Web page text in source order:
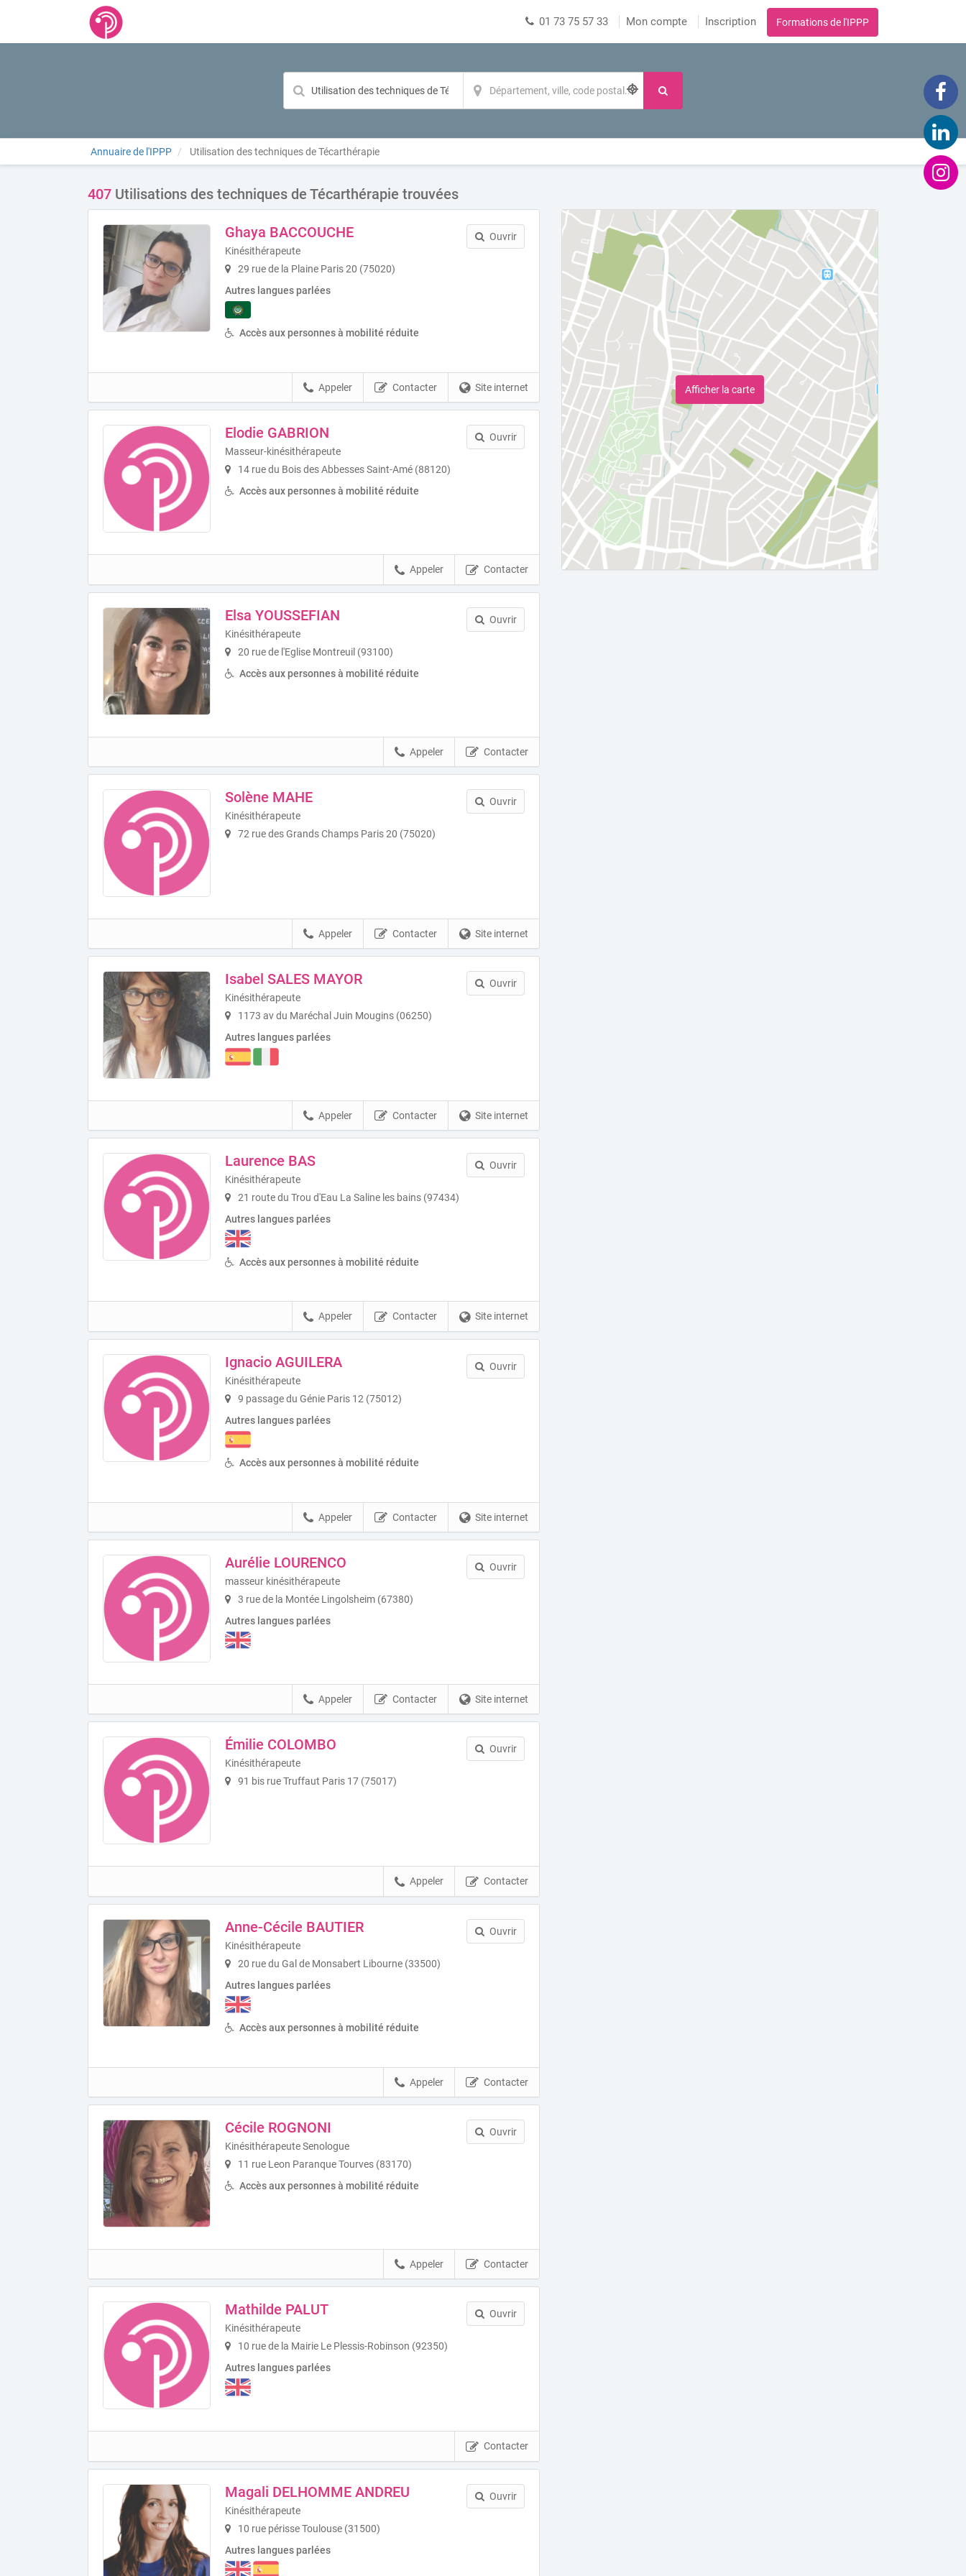
01 73 75 57 33 Mon compte Inscription Formations de l'IPPP
Annuaire de l'IPPP Utilisation des techniques de Técarthérapie
407 Utilisations des techniques de Técarthérapie trouvées
Ghaya BACCOUCHE
Kinésithérapeute
29 rue de la Plaine Paris 20 (75020)
Autres langues parlées
Accès aux personnes à mobilité réduite
Ouvrir
Site internet
Contacter
Appeler
Elodie GABRION
Masseur-kinésithérapeute
14 rue du Bois des Abbesses Saint-Amé (88120)
Accès aux personnes à mobilité réduite
Ouvrir
Contacter
Appeler
Elsa YOUSSEFIAN
Kinésithérapeute
20 rue de l'Eglise Montreuil (93100)
Accès aux personnes à mobilité réduite
Ouvrir
Contacter
Appeler
Solène MAHE
Kinésithérapeute
72 rue des Grands Champs Paris 20 (75020)
Ouvrir
Site internet
Contacter
Appeler
Isabel SALES MAYOR
Kinésithérapeute
1173 av du Maréchal Juin Mougins (06250)
Autres langues parlées
Ouvrir
Site internet
Contacter
Appeler
Laurence BAS
Kinésithérapeute
21 route du Trou d'Eau La Saline les bains (97434)
Autres langues parlées
Accès aux personnes à mobilité réduite
Ouvrir
Site internet
Contacter
Appeler
Ignacio AGUILERA
Kinésithérapeute
9 passage du Génie Paris 12 (75012)
Autres langues parlées
Accès aux personnes à mobilité réduite
Ouvrir
Site internet
Contacter
Appeler
Aurélie LOURENCO
masseur kinésithérapeute
3 rue de la Montée Lingolsheim (67380)
Autres langues parlées
Ouvrir
Site internet
Contacter
Appeler
Émilie COLOMBO
Kinésithérapeute
91 bis rue Truffaut Paris 17 (75017)
Ouvrir
Contacter
Appeler
Anne-Cécile BAUTIER
Kinésithérapeute
20 rue du Gal de Monsabert Libourne (33500)
Autres langues parlées
Accès aux personnes à mobilité réduite
Ouvrir
Contacter
Appeler
Cécile ROGNONI
Kinésithérapeute Senologue
11 rue Leon Paranque Tourves (83170)
Accès aux personnes à mobilité réduite
Ouvrir
Contacter
Appeler
Mathilde PALUT
Kinésithérapeute
10 rue de la Mairie Le Plessis-Robinson (92350)
Autres langues parlées
Ouvrir
Contacter
Magali DELHOMME ANDREU
Kinésithérapeute
10 rue périsse Toulouse (31500)
Autres langues parlées
Ouvrir
Afficher la carte